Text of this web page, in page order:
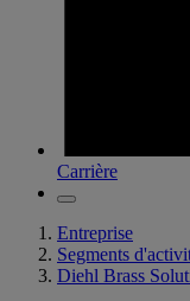
Carrière
Entreprise
Segments
Diehl Brass